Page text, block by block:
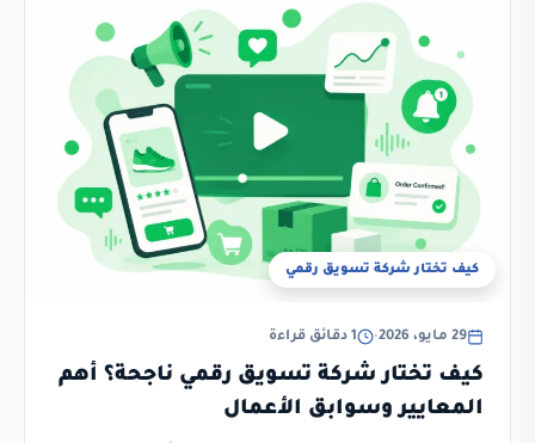
كيف تختار شركة تسويق رقمي
29 مايو، 2026 • 1 دقائق قراءة
كيف تختار شركة تسويق رقمي ناجحة؟ أهم
المعايير وسوابق الأعمال